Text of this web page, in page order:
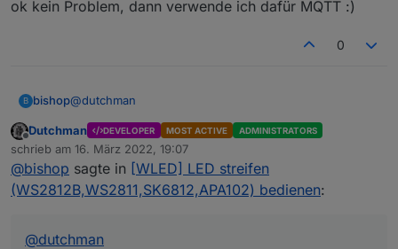
usermods kan ich leider nicht unterstützen da diese
ok kein Problem, dann verwende ich dafür MQTT :)
0
B bishop@dutchman
ok kein Problem, dann verwende ich dafür MQTT :)
Offline
Dutchman DEVELOPER MOST ACTIVE ADMINISTRATORS
schrieb am 16. März 2022, 19:07
zuletzt editiert von
@bishop sagte in [WLED] LED streifen
(WS2812B,WS2811,SK6812,APA102) bedienen:
@dutchman